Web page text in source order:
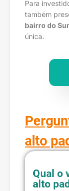
Para
também
bairro do
única.
alto
Qual o
alto